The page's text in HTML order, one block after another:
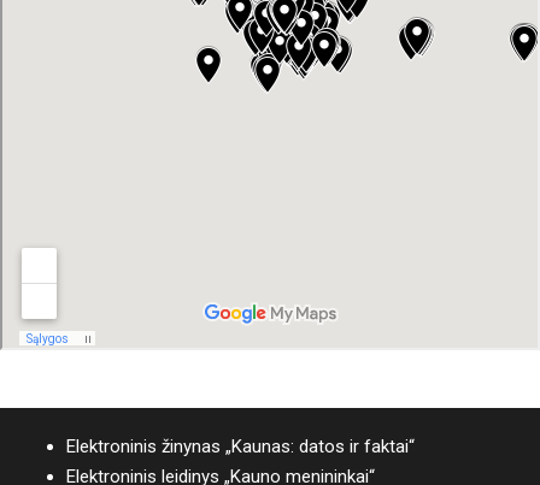
Elektroninis žinynas „Kaunas: datos ir faktai“
Elektroninis leidinys „Kauno menininkai“